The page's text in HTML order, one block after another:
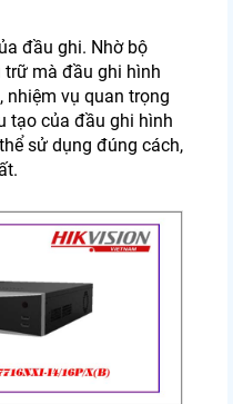
đầu ghi. Nhờ bộ
trữ mà đầu ghi hình
nhiệm vụ quan trọng
tạo của đầu ghi hình
sử dụng đúng cách,